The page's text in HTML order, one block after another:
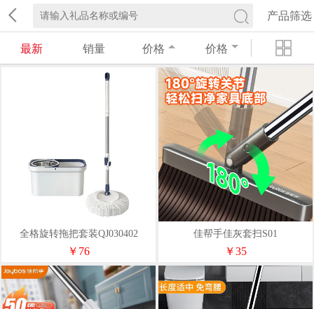
产品筛选
最新 销量 价格 价格
全格旋转拖把套装QJ030402
￥76
佳帮手佳灰套扫S01
￥35